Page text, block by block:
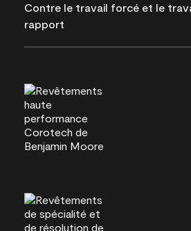
Contre le travail forcé et le
rapport